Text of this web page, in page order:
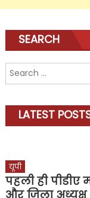
SEARCH
Search
for:
LATEST
यूपी
पहली ही पीडीए
और जिला